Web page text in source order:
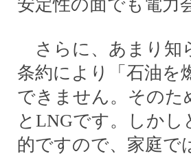
安定性の面でも電力
さらに、あまり知
条約により「石油を
できません。そのた
とLNGです。しか
的ですので、家庭で